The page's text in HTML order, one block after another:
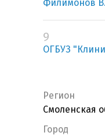
Филимонов
9
ОГБУЗ
Регион
Смоленская
Город